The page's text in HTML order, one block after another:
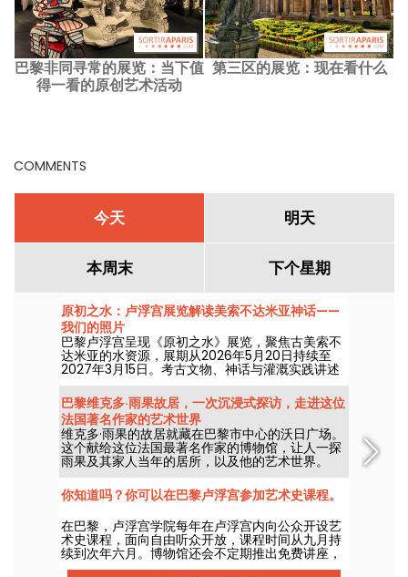
巴黎非同寻常的展览：当下值
得一看的原创艺术活动
第三区的展览：现在看什么
COMMENTS
今天 明天
本周末 下个星期
原初之水：卢浮宫展览解读美索不达米亚神话——
我们的照片
巴黎卢浮宫呈现《原初之水》展览，聚焦古美索不
达米亚的水资源，展期从2026年5月20日持续至
2027年3月15日。考古文物、神话与灌溉实践讲述
这一资源如何塑造了早期美索不达米亚社会。
巴黎维克多·雨果故居，一次沉浸式探访，走进这位
法国著名作家的艺术世界
维克多·雨果的故居就藏在巴黎市中心的沃日广场。
这个献给这位法国最著名作家的博物馆，让人一探
雨果及其家人当年的居所，以及他的艺术世界。
你知道吗？你可以在巴黎卢浮宫参加艺术史课程。
在巴黎，卢浮宫学院每年在卢浮宫内向公众开设艺
术史课程，面向自由听众开放，课程时间从九月持
续到次年六月。博物馆还会不定期推出免费讲座，
足以让你对艺术史了如指掌！